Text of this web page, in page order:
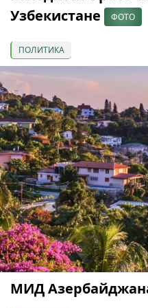
Узбекистане
ФОТО
ПОЛИТИКА
МИД